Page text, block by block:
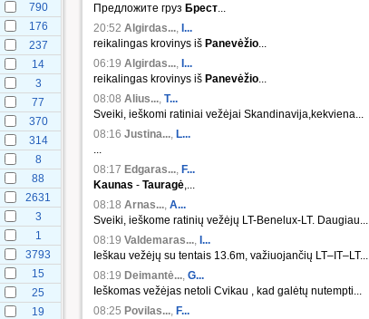
790
176
237
14
3
77
370
314
8
88
2631
3
1
3793
15
25
19
Предложите груз Брест...
20:52 Algirdas..., I...
reikalingas krovinys iš Panevėžio...
06:19 Algirdas..., I...
reikalingas krovinys iš Panevėžio...
08:08 Alius..., T...
Sveiki, ieškomi ratiniai vežėjai Skandinavija,kekviena...
08:16 Justina..., L...
...
08:17 Edgaras..., F...
Kaunas - Tauragė,...
08:18 Arnas..., A...
Sveiki, ieškome ratinių vežėjų LT-Benelux-LT. Daugiau...
08:19 Valdemaras..., I...
Ieškau vežėjų su tentais 13.6m, važiuojančių LT–IT–LT...
08:19 Deimantė..., G...
Ieškomas vežėjas netoli Cvikau , kad galėtų nutempti...
08:25 Povilas..., F...